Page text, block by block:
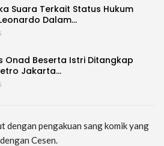
Suara Terkait Status Hukum
Dalam…
Onad Beserta Istri Ditangkap
Jakarta…
dengan pengakuan sang komik yang
Cesen.